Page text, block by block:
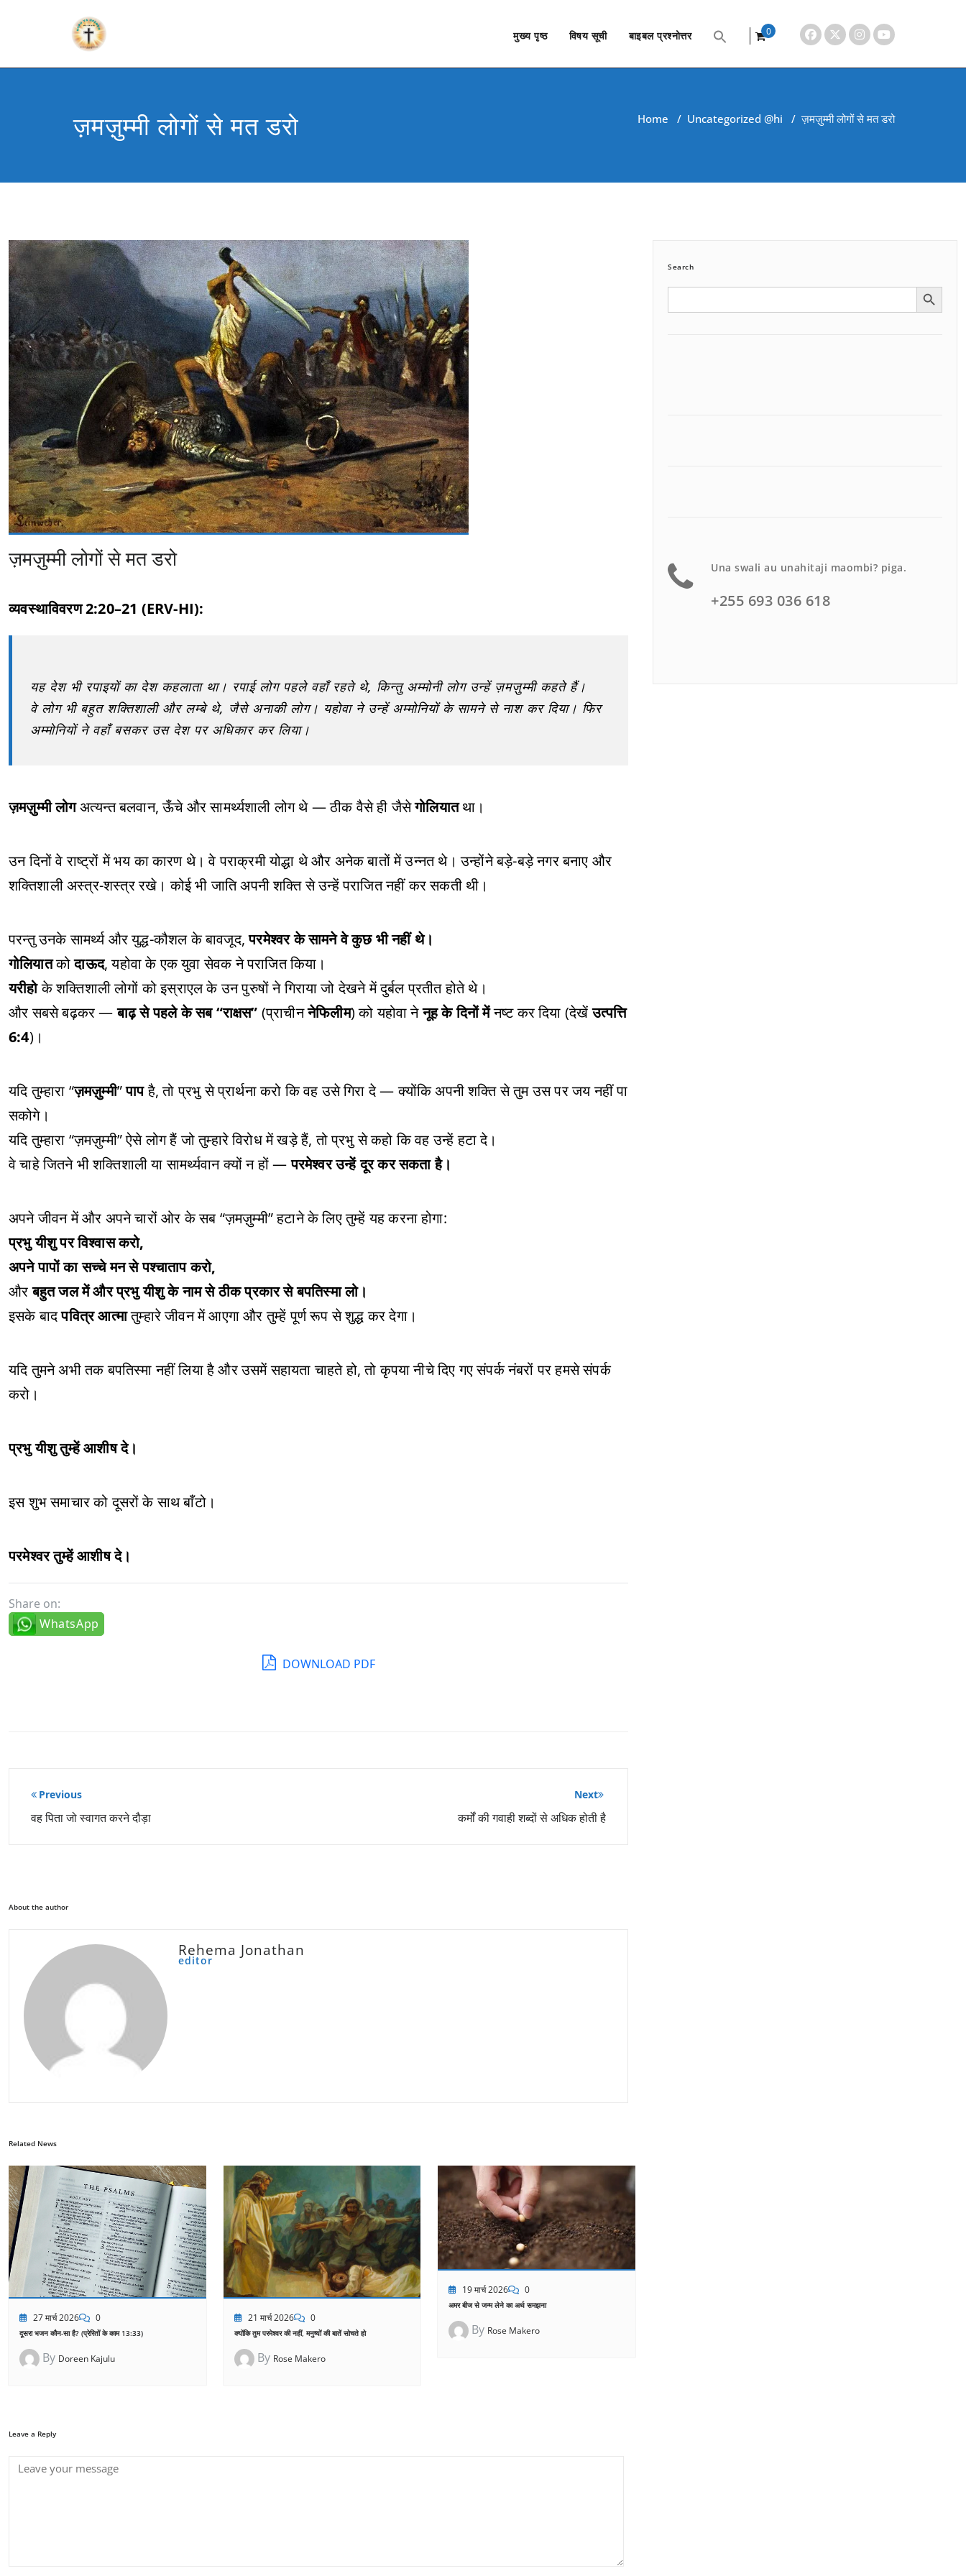
मुख्य पृष्ठ विषय सूची बाइबल प्रश्नोत्तर
0
ज़मज़ुम्मी लोगों से मत डरो Home / Uncategorized @hi /ज़मज़ुम्मी लोगों से मत डरो
ज़मज़ुम्मी लोगों से मत डरो
व्यवस्थाविवरण 2:20–21 (ERV-HI):
यह देश भी रपाइयों का देश कहलाता था। रपाई लोग पहले वहाँ रहते थे, किन्तु अम्मोनी लोग उन्हें ज़मज़ुम्मी कहते हैं।
वे लोग भी बहुत शक्तिशाली और लम्बे थे, जैसे अनाकी लोग। यहोवा ने उन्हें अम्मोनियों के सामने से नाश कर दिया। फिर
अम्मोनियों ने वहाँ बसकर उस देश पर अधिकार कर लिया।
ज़मज़ुम्मी लोगअत्यन्त बलवान, ऊँचे और सामर्थ्यशाली लोग थे — ठीक वैसे ही जैसेगोलियातथा।
उन दिनों वे राष्ट्रों में भय का कारण थे। वे पराक्रमी योद्धा थे और अनेक बातों में उन्नत थे। उन्होंने बड़े-बड़े नगर बनाए और
शक्तिशाली अस्त्र-शस्त्र रखे। कोई भी जाति अपनी शक्ति से उन्हें पराजित नहीं कर सकती थी।
परन्तु उनके सामर्थ्य और युद्ध-कौशल के बावजूद,परमेश्वर के सामने वे कुछ भी नहीं थे।
गोलियातकोदाऊद, यहोवा के एक युवा सेवक ने पराजित किया।
यरीहोके शक्तिशाली लोगों को इस्राएल के उन पुरुषों ने गिराया जो देखने में दुर्बल प्रतीत होते थे।
और सबसे बढ़कर —बाढ़ से पहले के सब “राक्षस” (प्राचीननेफिलीम) को यहोवा नेनूह के दिनों मेंनष्ट कर दिया (देखेंउत्पत्ति
6:4)।
यदि तुम्हारा “ज़मज़ुम्मी”पापहै, तो प्रभु से प्रार्थना करो कि वह उसे गिरा दे — क्योंकि अपनी शक्ति से तुम उस पर जय नहीं पा
सकोगे।
यदि तुम्हारा “ज़मज़ुम्मी” ऐसे लोग हैं जो तुम्हारे विरोध में खड़े हैं, तो प्रभु से कहो कि वह उन्हें हटा दे।
वे चाहे जितने भी शक्तिशाली या सामर्थ्यवान क्यों न हों —परमेश्वर उन्हें दूर कर सकता है।
अपने जीवन में और अपने चारों ओर के सब “ज़मज़ुम्मी” हटाने के लिए तुम्हें यह करना होगा:
प्रभु यीशु पर विश्वास करो,
अपने पापों का सच्चे मन से पश्चाताप करो,
औरबहुत जल में और प्रभु यीशु के नाम से ठीक प्रकार से बपतिस्मा लो।
इसके बादपवित्र आत्मातुम्हारे जीवन में आएगा और तुम्हें पूर्ण रूप से शुद्ध कर देगा।
यदि तुमने अभी तक बपतिस्मा नहीं लिया है और उसमें सहायता चाहते हो, तो कृपया नीचे दिए गए संपर्क नंबरों पर हमसे संपर्क
करो।
प्रभु यीशु तुम्हें आशीष दे।
इस शुभ समाचार को दूसरों के साथ बाँटो।
परमेश्वर तुम्हें आशीष दे।
Share on:
WhatsApp
DOWNLOAD PDF
पोस्ट
नेविगेशन
Previous
वह पिता जो स्वागत करने दौड़ा
Next
कर्मों की गवाही शब्दों से अधिक होती है
About the author
Rehema Jonathan
editor
Related News
27 मार्च 2026 0
दूसरा भजन कौन-सा है? (प्रेरितों के काम 13:33)
By Doreen Kajulu
21 मार्च 2026 0
क्योंकि तुम परमेश्वर की नहीं, मनुष्यों की बातें सोचते हो
By Rose Makero
19 मार्च 2026 0
अमर बीज से जन्म लेने का अर्थ समझना
By Rose Makero
Leave a Reply
Search
Search Search Button
Una swali au unahitaji maombi? piga.
+255 693 036 618